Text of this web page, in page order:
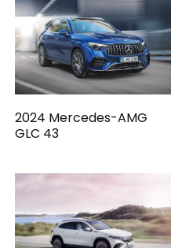
2024 Mercedes-AMG
GLC 43